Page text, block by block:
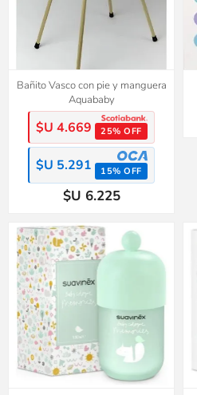
Bañito Vasco con pie y manguera
Aquababy
$U 4.669 25% OFF
$U 5.291 15% OFF
$U 6.225